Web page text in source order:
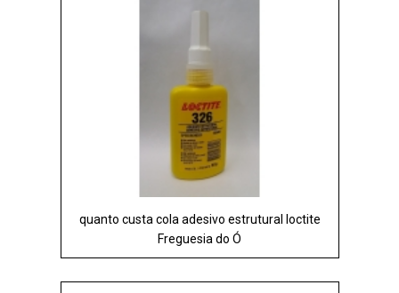
quanto custa cola adesivo estrutural loctite
Freguesia do Ó